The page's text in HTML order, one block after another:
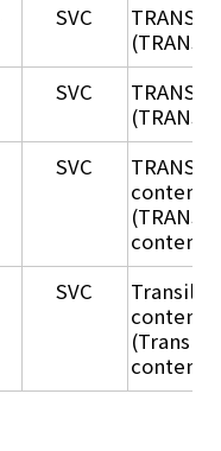
SVC TRANSIL
SVC TRANSIL
SVC
content
content
SVC
Transil
content
(Transil
content